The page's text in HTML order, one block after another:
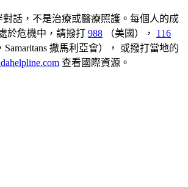
對話，不是治療或醫療照護。每個人的成
於危機中，請撥打 988 （美國），
116
Samaritans 撒馬利亞會），
或撥打當地的
查看國際資源。